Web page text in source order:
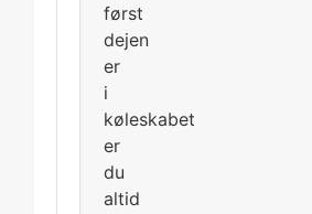
først
dejen
er
i
køleskabet
er
du
altid